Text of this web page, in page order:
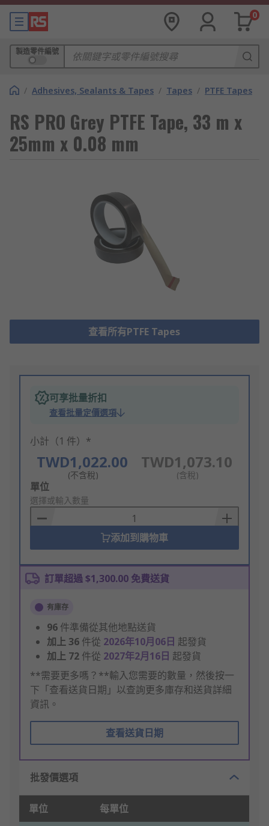
0
製造零件編號
/ Adhesives, Sealants & Tapes / Tapes / PTFE Tapes
RS PRO Grey PTFE Tape, 33 m x
25mm x 0.08 mm
查看所有PTFE Tapes
可享批量折扣
查看批量定價選項
小計（1 件）*
TWD1,022.00
(不含稅)
TWD1,073.10
(含稅)
Add
to
Basket
單位
選擇或輸入數量
添加到購物車
訂單超過 $1,300.00 免費送貨
有庫存
96 件準備從其他地點送貨
加上36 件從 2026年10月06日 起發貨
加上 72 件從 2027年2月16日 起發貨
**需要更多嗎？**輸入您需要的數量，然後按一
下「查看送貨日期」以查詢更多庫存和送貨詳細
資訊。
查看送貨日期
批發價選項
單位 每單位